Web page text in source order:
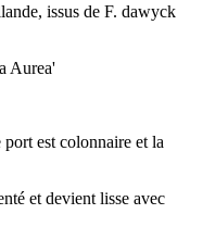
issus de F. dawyck
Aurea'
est colonnaire et la
et devient lisse avec